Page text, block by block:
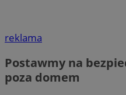
reklama
Postawmy na
poza domem